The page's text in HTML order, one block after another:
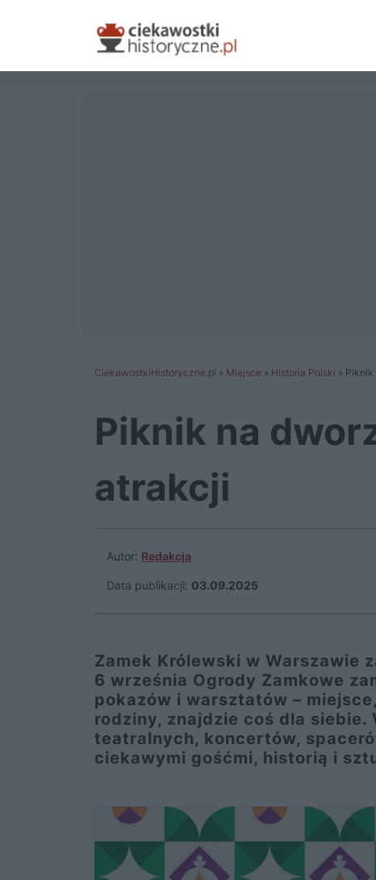
CiekawostkiHistoryczne.pl » Miejsce » Historia Polski » Piknik
Piknik na
atrakcji
Autor: Redakcja
Data publikacji: 03.09.2025
Zamek Królewski w Warszawie
6 września Ogrody Zamkowe
pokazów i warsztatów –
rodziny, znajdzie coś dla
teatralnych, koncertów,
ciekawymi gośćmi, historią i